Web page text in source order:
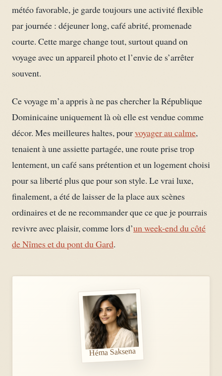
météo favorable, je garde toujours une activité flexible
par journée : déjeuner long, café abrité, promenade
courte. Cette marge change tout, surtout quand on
voyage avec un appareil photo et l’envie de s’arrêter
souvent.
Ce voyage m’a appris à ne pas chercher la République
Dominicaine uniquement là où elle est vendue comme
décor. Mes meilleures haltes, pourvoyager au calme,
tenaient à une assiette partagée, une route prise trop
lentement, un café sans prétention et un logement choisi
pour sa liberté plus que pour son style. Le vrai luxe,
finalement, a été de laisser de la place aux scènes
ordinaires et de ne recommander que ce que je pourrais
revivre avec plaisir, comme lors d’un week-end du côté
de Nîmes et du pont du Gard.
Héma Saksena